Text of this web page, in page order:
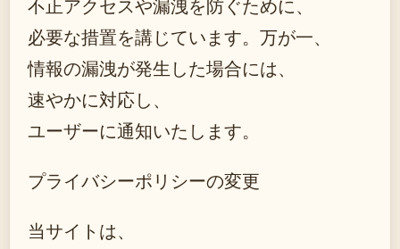
不正アクセスや漏洩を防ぐために、
必要な措置を講じています。万が一、
情報の漏洩が発生した場合には、
速やかに対応し、
ユーザーに通知いたします。
プライバシーポリシーの変更
当サイトは、